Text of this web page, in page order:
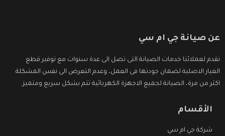
عن صيانة جي ام سي
نقدم لعملائنا خدمات الصيانة التى تصل الى عدة سنوات مع توفير قطع
الغيار الاصلية لضمان جودتها فى العمل، وعدم التعرض الى نفس المشكلة
اكثر من مرة، الصيانة لجميع الاجهزة الكهربائية تتم بشكل سريع ومتميز.
الأقسام
شركة جي ام سي